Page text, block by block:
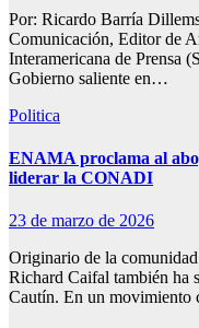
Por: Ricardo Barría
Comunicación, Editor de
Interamericana de Prensa
Gobierno saliente en…
Politica
ENAMA proclama al
liderar la CONADI
23 de marzo de 2026
Originario de la
Richard Caifal también ha
Cautín. En un movimiento